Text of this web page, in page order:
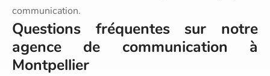
communication.
Questions fréquentes sur notre
agence de communication à
Montpellier